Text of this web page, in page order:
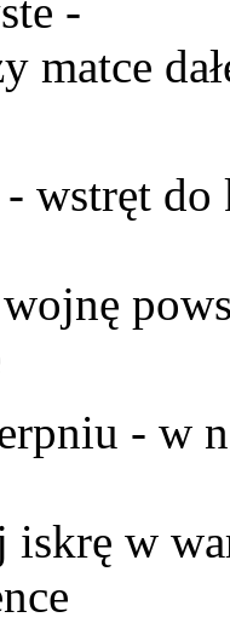
-
matce
wstręt do
- w
iskrę w